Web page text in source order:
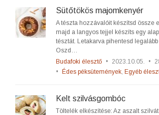
Sütőtökös majomkenyér
A tészta hozzávalóit készítsd össze
majd a langyos tejjel készíts egy
tésztát. Letakarva pihentesd
Oszd…
Budafoki élesztő • 2023.10.05. •
•
Édes péksütemények, Egyéb
Kelt szilvásgombóc
Töltelék elkészítése: Az aszalt